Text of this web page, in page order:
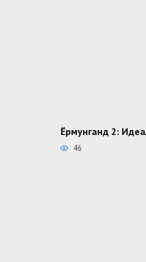
Ёрмунганд 2:
46